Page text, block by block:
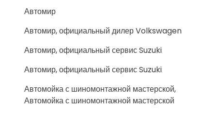
Автомир
Автомир, официальный дилер Volkswagen
Автомир, официальный сервис Suzuki
Автомир, официальный сервис Suzuki
Автомойка с шиномонтажной мастерской,
Автомойка с шиномонтажной мастерской